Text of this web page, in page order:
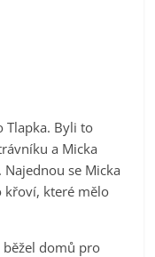
Tlapka. Byli to
a Micka
se Micka
křoví, které mělo
běžel domů pro